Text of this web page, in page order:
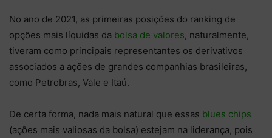
No ano de 2021, as primeiras posições do ranking de
opções mais líquidas da bolsa de valores, naturalmente,
tiveram como principais representantes os derivativos
associados a ações de grandes companhias brasileiras,
como Petrobras, Vale e Itaú.
De certa forma, nada mais natural que essas blues chips
(ações mais valiosas da bolsa) estejam na liderança, pois